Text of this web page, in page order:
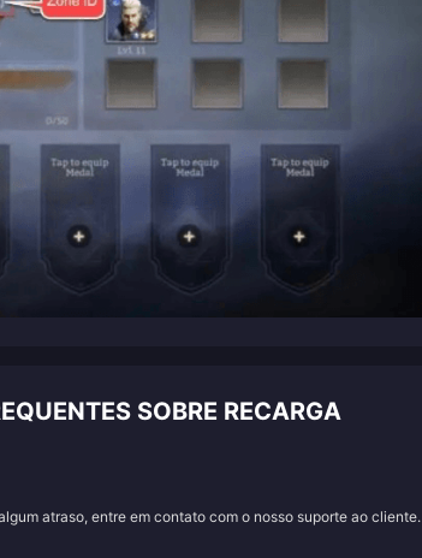
SOBRE RECARGA
atraso, entre em contato com o nosso suporte ao cliente.